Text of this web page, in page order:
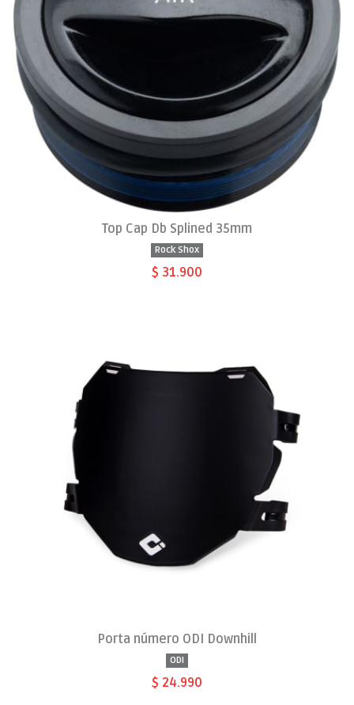
Top Cap Db Splined 35mm
Rock Shox
$ 31.900
Porta número ODI Downhill
ODI
$ 24.990